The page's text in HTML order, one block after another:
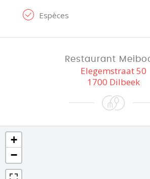
Espèces
Restaurant
Elegemstraat 50
1700 Dilbeek
+
−